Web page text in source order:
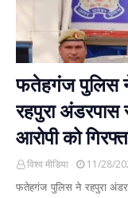
फतेहगंज पुलिस
रहपुरा
आरोपी को
विश्व मीडिया 11/28/
फतेहगंज पुलिस ने रहपुरा